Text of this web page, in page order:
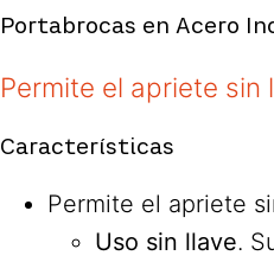
Portabrocas en Acero
Permite el apriete sin
Características
Permite el apriete
Uso sin llave.